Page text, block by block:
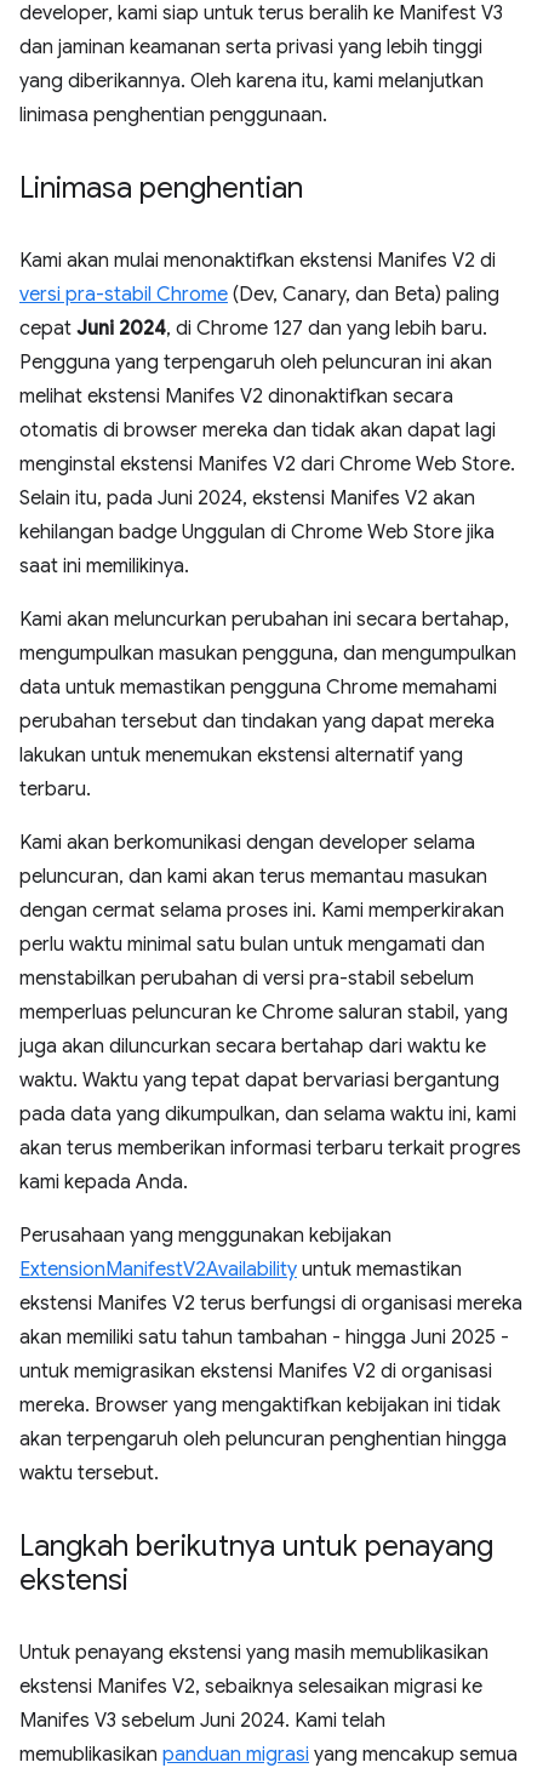
developer, kami siap untuk terus beralih ke Manifest V3
dan jaminan keamanan serta privasi yang lebih tinggi
yang diberikannya. Oleh karena itu, kami melanjutkan
linimasa penghentian penggunaan.
Linimasa penghentian
Kami akan mulai menonaktifkan ekstensi Manifes V2 di
versi pra-stabil Chrome (Dev, Canary, dan Beta) paling
cepat Juni 2024, di Chrome 127 dan yang lebih baru.
Pengguna yang terpengaruh oleh peluncuran ini akan
melihat ekstensi Manifes V2 dinonaktifkan secara
otomatis di browser mereka dan tidak akan dapat lagi
menginstal ekstensi Manifes V2 dari Chrome Web Store.
Selain itu, pada Juni 2024, ekstensi Manifes V2 akan
kehilangan badge Unggulan di Chrome Web Store jika
saat ini memilikinya.
Kami akan meluncurkan perubahan ini secara bertahap,
mengumpulkan masukan pengguna, dan mengumpulkan
data untuk memastikan pengguna Chrome memahami
perubahan tersebut dan tindakan yang dapat mereka
lakukan untuk menemukan ekstensi alternatif yang
terbaru.
Kami akan berkomunikasi dengan developer selama
peluncuran, dan kami akan terus memantau masukan
dengan cermat selama proses ini. Kami memperkirakan
perlu waktu minimal satu bulan untuk mengamati dan
menstabilkan perubahan di versi pra-stabil sebelum
memperluas peluncuran ke Chrome saluran stabil, yang
juga akan diluncurkan secara bertahap dari waktu ke
waktu. Waktu yang tepat dapat bervariasi bergantung
pada data yang dikumpulkan, dan selama waktu ini, kami
akan terus memberikan informasi terbaru terkait progres
kami kepada Anda.
Perusahaan yang menggunakan kebijakan
ExtensionManifestV2Availability untuk memastikan
ekstensi Manifes V2 terus berfungsi di organisasi mereka
akan memiliki satu tahun tambahan - hingga Juni 2025 -
untuk memigrasikan ekstensi Manifes V2 di organisasi
mereka. Browser yang mengaktifkan kebijakan ini tidak
akan terpengaruh oleh peluncuran penghentian hingga
waktu tersebut.
Langkah berikutnya untuk penayang
ekstensi
Untuk penayang ekstensi yang masih memublikasikan
ekstensi Manifes V2, sebaiknya selesaikan migrasi ke
Manifes V3 sebelum Juni 2024. Kami telah
memublikasikan panduan migrasi yang mencakup semua